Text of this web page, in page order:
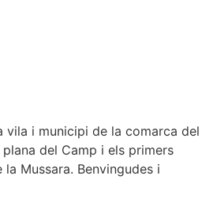
vila i municipi de la comarca del
del Camp i els primers
Mussara. Benvingudes i